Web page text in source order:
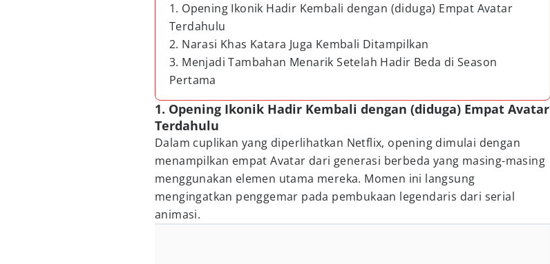
1. Opening Ikonik Hadir Kembali dengan (diduga) Empat Avatar
Terdahulu
2. Narasi Khas Katara Juga Kembali Ditampilkan
3. Menjadi Tambahan Menarik Setelah Hadir Beda di Season
Pertama
1. Opening Ikonik Hadir Kembali dengan (diduga) Empat Avatar
Terdahulu
Dalam cuplikan yang diperlihatkan Netflix, opening dimulai dengan
menampilkan empat Avatar dari generasi berbeda yang masing-masing
menggunakan elemen utama mereka. Momen ini langsung
mengingatkan penggemar pada pembukaan legendaris dari serial
animasi.